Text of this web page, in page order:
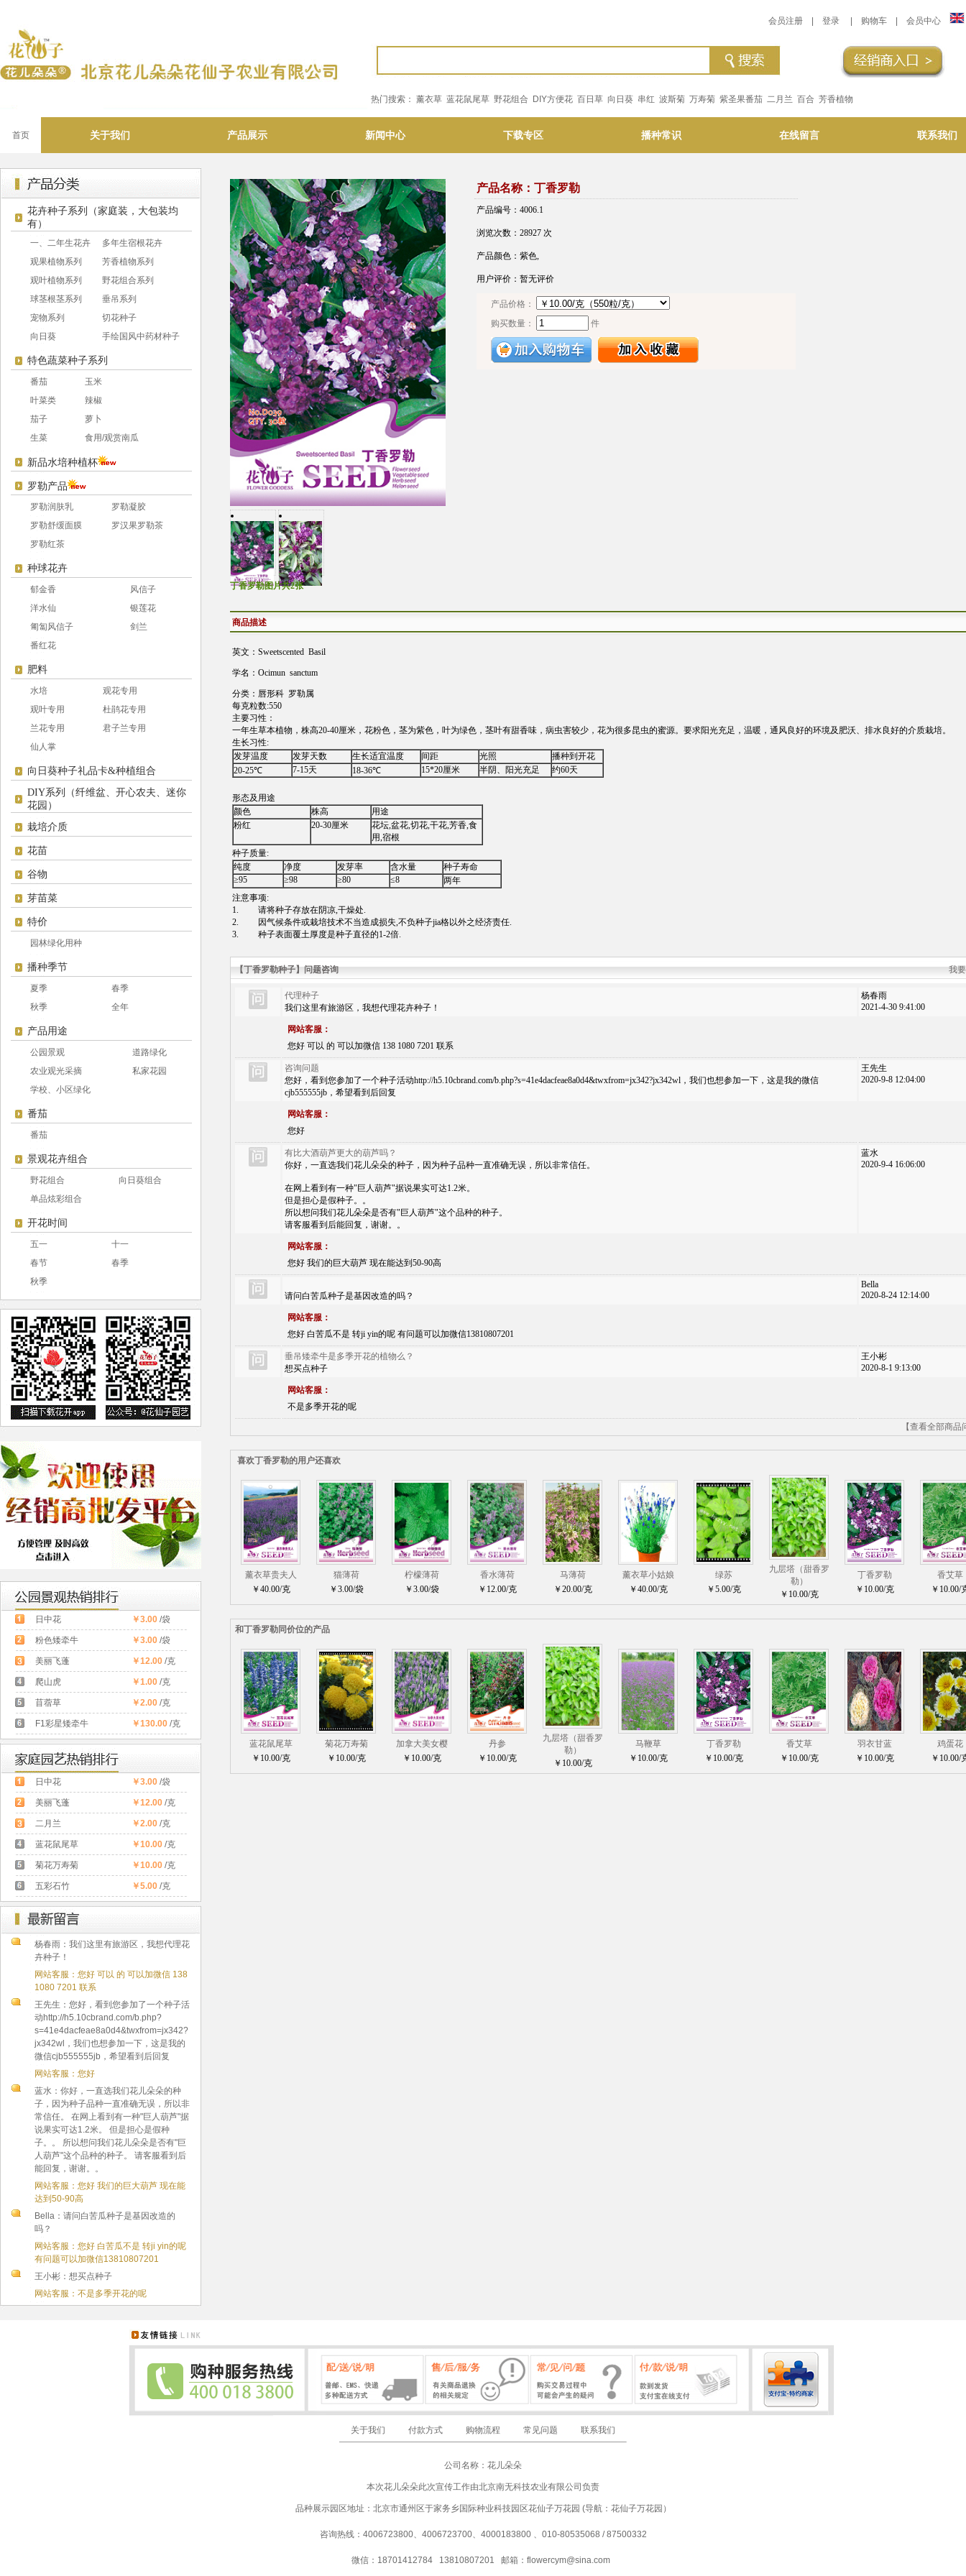
会员注册 登录 购物车 会员中心
热门搜索： 薰衣草 蓝花鼠尾草 野花组合 DIY方便花 百日草 向日葵 串红 波斯菊 万寿菊 紫圣果番茄 二月兰 百合 芳香植物
首页 关于我们 产品展示 新闻中心 下载专区 播种常识 在线留言 联系我们
花卉种子系列（家庭装，大包装均
有）
一、二年生花卉
多年生宿根花卉
观果植物系列
芳香植物系列
观叶植物系列
野花组合系列
球茎根茎系列
垂吊系列
宠物系列
切花种子
向日葵
手绘国风中药材种子
特色蔬菜种子系列
番茄
玉米
叶菜类
辣椒
茄子
萝卜
生菜
食用/观赏南瓜
新品水培种植杯
罗勒产品
罗勒润肤乳
罗勒凝胶
罗勒舒缓面膜
罗汉果罗勒茶
罗勒红茶
种球花卉
郁金香
风信子
洋水仙
银莲花
匍匐风信子
剑兰
番红花
肥料
水培
观花专用
观叶专用
杜鹃花专用
兰花专用
君子兰专用
仙人掌
向日葵种子礼品卡&种植组合
DIY系列（纤维盆、开心农夫、迷你
花园）
栽培介质
花苗
谷物
芽苗菜
特价
园林绿化用种
播种季节
夏季
春季
秋季
全年
产品用途
公园景观
道路绿化
农业观光采摘
私家花园
学校、小区绿化
番茄
番茄
景观花卉组合
野花组合
向日葵组合
单品炫彩组合
开花时间
五一
十一
春节
春季
秋季
日中花 ￥3.00/袋
粉色矮牵牛 ￥3.00/袋
美丽飞蓬 ￥12.00/克
爬山虎 ￥1.00/克
苜蓿草 ￥2.00/克
F1彩星矮牵牛 ￥130.00/克
日中花 ￥3.00/袋
美丽飞蓬 ￥12.00/克
二月兰 ￥2.00/克
蓝花鼠尾草 ￥10.00/克
菊花万寿菊 ￥10.00/克
五彩石竹 ￥5.00/克
杨春雨：我们这里有旅游区，我想代理花
卉种子！
网站客服：您好 可以 的 可以加微信 138
1080 7201 联系
王先生：您好，看到您参加了一个种子活
动http://h5.10cbrand.com/b.php?
s=41e4dacfeae8a0d4&twxfrom=jx342?
jx342wl，我们也想参加一下，这是我的
微信cjb555555jb，希望看到后回复
网站客服：您好
蓝水：你好，一直选我们花儿朵朵的种
子，因为种子品种一直准确无误，所以非
常信任。 在网上看到有一种"巨人葫芦"据
说果实可达1.2米。 但是担心是假种
子。。 所以想问我们花儿朵朵是否有"巨
人葫芦"这个品种的种子。 请客服看到后
能回复，谢谢。。
网站客服：您好 我们的巨大葫芦 现在能
达到50-90高
Bella：请问白苦瓜种子是基因改造的
吗？
网站客服：您好 白苦瓜不是 转ji yin的呢
有问题可以加微信13810807201
王小彬：想买点种子
网站客服：不是多季开花的呢
丁香罗勒图片共2张
产品名称：丁香罗勒
产品编号：4006.1
浏览次数：28927 次
产品颜色：紫色,
用户评价：暂无评价
产品价格：
购买数量：
件
商品描述
英文：Sweetscented Basil
学名：Ocimun sanctum
分类：唇形科 罗勒属
每克粒数:550
主要习性：
一年生草本植物，株高20-40厘米，花粉色，茎为紫色，叶为绿色，茎叶有甜香味，病虫害较少，花为很多昆虫的蜜源。要求阳光充足，温暖，通风良好的环境及肥沃、排水良好的介质栽培。
生长习性:
发芽温度
发芽天数 生长适宜温度 间距 光照
播种到开花
20-25℃
7-15天 18-36℃ 15*20厘米 半阴、阳光充足 约60天
形态及用途
颜色
株高
用途
粉红
20-30厘米
花坛,盆花,切花,干花,芳香,食
用,宿根
种子质量:
纯度
净度 发芽率 含水量
种子寿命
≥95
≥98 ≥80 ≤8
两年
注意事项:
1. 请将种子存放在阴凉,干燥处.
2. 因气候条件或栽培技术不当造成损失,不负种子jia格以外之经济责任.
3. 种子表面覆土厚度是种子直径的1-2倍.
【丁香罗勒种子】问题咨询 我
代理种子
我们这里有旅游区，我想代理花卉种子！
杨春雨
2021-4-30 9:41:00
网站客服：
您好 可以 的 可以加微信 138 1080 7201 联系
咨询问题
您好，看到您参加了一个种子活动http://h5.10cbrand.com/b.php?s=41e4dacfeae8a0d4&twxfrom=jx342?jx342wl，我们也想参加一下，这是我的微信
cjb555555jb，希望看到后回复
王先生
2020-9-8 12:04:00
网站客服：
您好
有比大酒葫芦更大的葫芦吗？
你好，一直选我们花儿朵朵的种子，因为种子品种一直准确无误，所以非常信任。
在网上看到有一种"巨人葫芦"据说果实可达1.2米。
但是担心是假种子。。
所以想问我们花儿朵朵是否有"巨人葫芦"这个品种的种子。
请客服看到后能回复，谢谢。。
蓝水
2020-9-4 16:06:00
网站客服：
您好 我们的巨大葫芦 现在能达到50-90高
请问白苦瓜种子是基因改造的吗？
Bella
2020-8-24 12:14:00
网站客服：
您好 白苦瓜不是 转ji yin的呢 有问题可以加微信13810807201
垂吊矮牵牛是多季开花的植物么？
想买点种子
王小彬
2020-8-1 9:13:00
网站客服：
不是多季开花的呢
【查看全部商品
喜欢丁香罗勒的用户还喜欢
薰衣草贵夫人
￥40.00/克
猫薄荷
￥3.00/袋
柠檬薄荷
￥3.00/袋
香水薄荷
￥12.00/克
马薄荷
￥20.00/克
薰衣草小姑娘
￥40.00/克
绿苏
￥5.00/克
九层塔（甜香罗
勒）
￥10.00/克
丁香罗勒
￥10.00/克
香艾草
￥10.00/
和丁香罗勒同价位的产品
蓝花鼠尾草
￥10.00/克
菊花万寿菊
￥10.00/克
加拿大美女樱
￥10.00/克
丹参
￥10.00/克
九层塔（甜香罗
勒）
￥10.00/克
马鞭草
￥10.00/克
丁香罗勒
￥10.00/克
香艾草
￥10.00/克
羽衣甘蓝
￥10.00/克
鸡蛋花
￥10.00/
关于我们 付款方式 购物流程 常见问题 联系我们
公司名称：花儿朵朵
本次花儿朵朵此次宣传工作由北京南无科技农业有限公司负责
品种展示园区地址：北京市通州区于家务乡国际种业科技园区花仙子万花园 (导航：花仙子万花园）
咨询热线：4006723800、4006723700、4000183800 、010-80535068 / 87500332
微信：18701412784 13810807201 邮箱： flowercym@sina.com